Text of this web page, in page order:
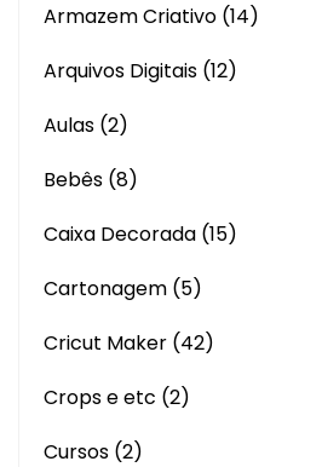
Armazem Criativo (14)
Arquivos Digitais (12)
Aulas (2)
Bebês (8)
Caixa Decorada (15)
Cartonagem (5)
Cricut Maker (42)
Crops e etc (2)
Cursos (2)